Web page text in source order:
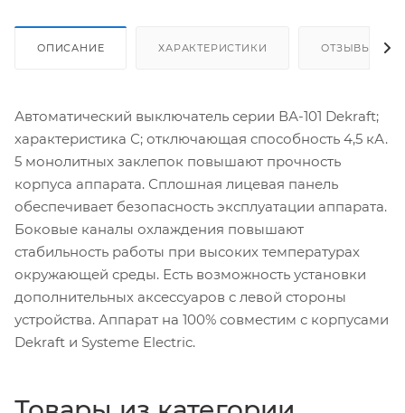
ОПИСАНИЕ ХАРАКТЕРИСТИКИ ОТЗЫВЫ
Автоматический выключатель серии ВА-101 Dekraft;
характеристика С; отключающая способность 4,5 кА.
5 монолитных заклепок повышают прочность
корпуса аппарата. Сплошная лицевая панель
обеспечивает безопасность эксплуатации аппарата.
Боковые каналы охлаждения повышают
стабильность работы при высоких температурах
окружающей среды. Есть возможность установки
дополнительных аксессуаров с левой стороны
устройства. Аппарат на 100% совместим с корпусами
Dekraft и Systeme Electric.